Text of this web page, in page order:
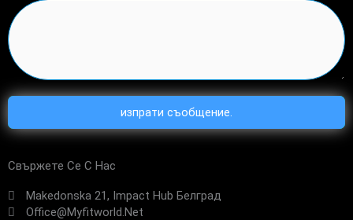
Свържете Се С Нас
Makedonska 21, Impact Hub Белград
Office@myfitworld.net
изпрати съобщение.